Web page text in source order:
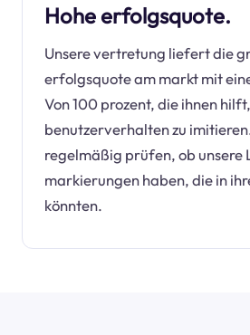
Hohe erfolgsquote.
Unsere vertretung liefert die
erfolgsquote am markt mit
Von 100 prozent, die ihnen
benutzerverhalten zu
regelmäßig prüfen, ob unsere
markierungen haben, die in
könnten.